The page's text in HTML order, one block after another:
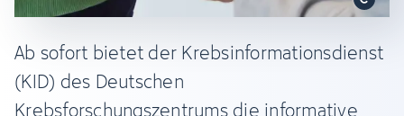
Ab sofort bietet der Krebsinformationsdienst
(KID) des Deutschen